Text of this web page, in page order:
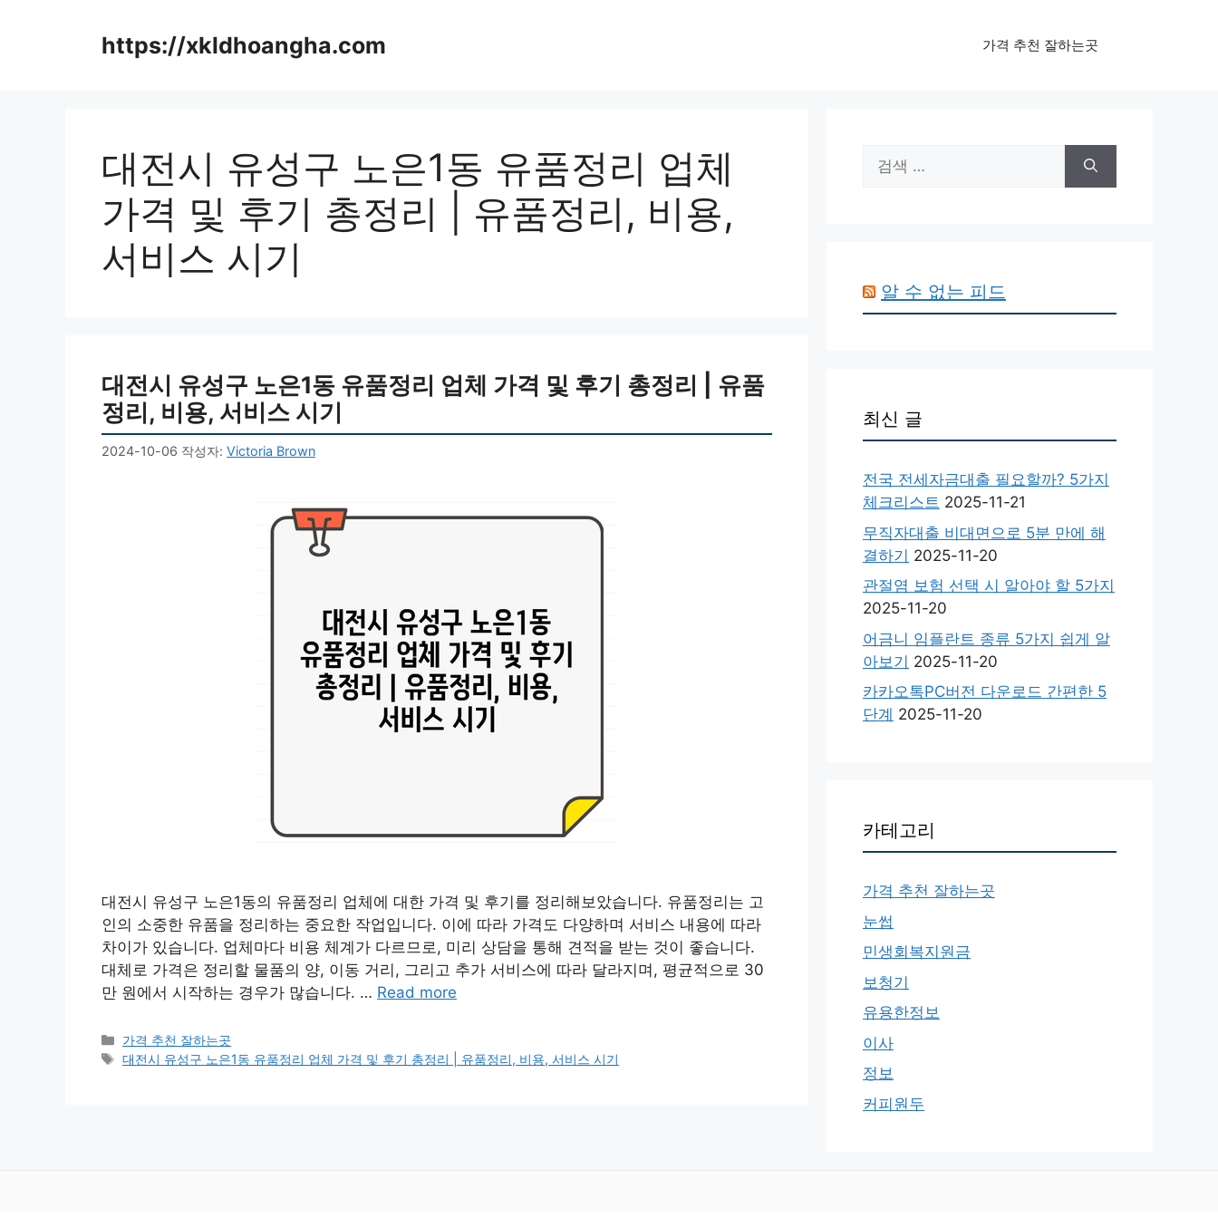
https://xkldhoangha.com 가격 추천 잘하는곳
대전시 유성구 노은1동 유품정리 업체
가격 및 후기 총정리 | 유품정리, 비용,
서비스 시기
대전시 유성구 노은1동 유품정리 업체 가격 및 후기 총정리 | 유품
정리, 비용, 서비스 시기
2024-10-06 작성자: Victoria Brown
대전시 유성구 노은1동의 유품정리 업체에 대한 가격 및 후기를 정리해보았습니다. 유품정리는 고
인의 소중한 유품을 정리하는 중요한 작업입니다. 이에 따라 가격도 다양하며 서비스 내용에 따라
차이가 있습니다. 업체마다 비용 체계가 다르므로, 미리 상담을 통해 견적을 받는 것이 좋습니다.
대체로 가격은 정리할 물품의 양, 이동 거리, 그리고 추가 서비스에 따라 달라지며, 평균적으로 30
만 원에서 시작하는 경우가 많습니다. … Read more
카
테
가격 추천 잘하는곳
태
대전시 유성구 노은1동 유품정리 업체 가격 및 후기 총정리 | 유품정리, 비용, 서비스 시기
색:
알 수 없는 피드
최신 글
전국 전세자금대출 필요할까? 5가지
체크리스트 2025-11-21
무직자대출 비대면으로 5분 만에 해
결하기 2025-11-20
관절염 보험 선택 시 알아야 할 5가지
2025-11-20
어금니 임플란트 종류 5가지 쉽게 알
아보기 2025-11-20
카카오톡PC버전 다운로드 간편한 5
단계 2025-11-20
카테고리
가격 추천 잘하는곳
눈썹
민생회복지원금
보청기
유용한정보
이사
정보
커피원두